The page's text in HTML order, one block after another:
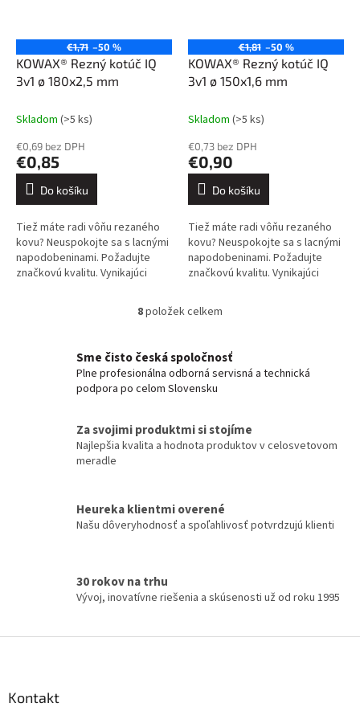
€1,71 –50 %
KOWAX® Rezný kotúč IQ
3v1 ø 180x2,5 mm
Skladom (>5 ks)
€0,69 bez DPH
€0,85
Do košíku
Tiež máte radi vôňu rezaného
kovu? Neuspokojte sa s lacnými
napodobeninami. Požadujte
značkovú kvalitu. Vynikajúci
€1,81 –50 %
KOWAX® Rezný kotúč IQ
3v1 ø 150x1,6 mm
Skladom (>5 ks)
€0,73 bez DPH
€0,90
Do košíku
Tiež máte radi vôňu rezaného
kovu? Neuspokojte sa s lacnými
napodobeninami. Požadujte
značkovú kvalitu. Vynikajúci
efektívne rezanie je KOWAX®
3v1.
O
á
d
a
í
p
v
ý
u
8položek celkem
Sme čisto česká spoločnosť
Plne profesionálna odborná servisná a technická
podpora po celom Slovensku
Za svojimi produktmi si stojíme
Najlepšia kvalita a hodnota produktov v celosvetovom
meradle
Heureka klientmi overené
Našu dôveryhodnosť a spoľahlivosť potvrdzujú klienti
30 rokov na trhu
Vývoj, inovatívne riešenia a skúsenosti už od roku 1995
Kontakt